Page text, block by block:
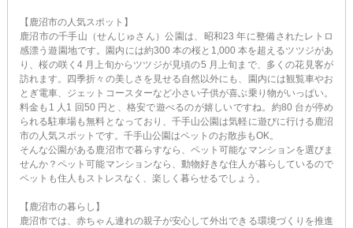
【鹿沼市の人気スポット】
鹿沼市の千手山（せんじゅさん）公園は、昭和23 年に整備されたレトロ
感漂う遊園地です。園内には約300 本の桜と1,000 本を超えるツツジがあ
り、桜の咲く4 月上旬からツツジが見頃の5 月上旬まで、多くの花見客が
訪れます。四季折々の美しさを見せる自然以外にも、園内には観覧車やお
とぎ電車、ジェットコースターなど小さい子供が喜ぶ乗り物がいっぱい。
料金も1 人1 回50 円と、格安で遊べるのが嬉しいですね。約80 台が停め
られる駐車場も無料となっており、千手山公園は気軽に遊びに行ける鹿沼
市の人気スポットです。千手山公園はペットのお散歩もOK。
そんな公園がある鹿沼市で暮らすなら、ペット可能なマンションを選びま
せんか？ペット可能マンションなら、動物好きな住人が暮らしているので
ペットも住人もストレスなく、楽しく暮らせるでしょう。
【鹿沼市の暮らし】
鹿沼市では、赤ちゃん連れの親子が安心して外出できる環境づくりを推進